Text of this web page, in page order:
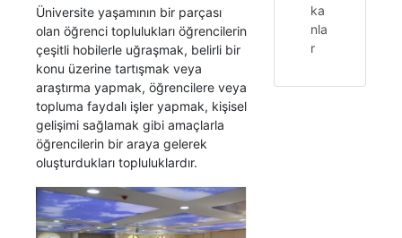
Üniversite yaşamının bir parçası
olan öğrenci toplulukları öğrencilerin
çeşitli hobilerle uğraşmak, belirli bir
konu üzerine tartışmak veya
araştırma yapmak, öğrencilere veya
topluma faydalı işler yapmak, kişisel
gelişimi sağlamak gibi amaçlarla
öğrencilerin bir araya gelerek
oluşturdukları topluluklardır.
ka
nla
r